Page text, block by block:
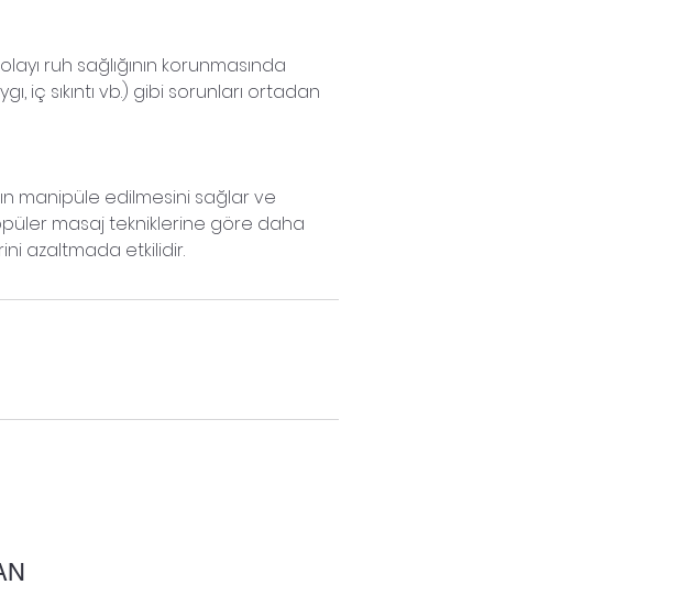
ruh sağlığının korunmasında
iç sıkıntı vb.) gibi sorunları ortadan
manipüle edilmesini sağlar ve
masaj tekniklerine göre daha
azaltmada etkilidir.